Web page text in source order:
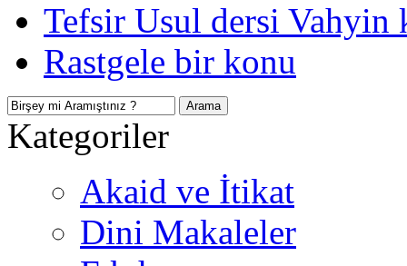
Tefsir Usul dersi Vahyin
Rastgele bir konu
Kategoriler
Akaid ve İtikat
Dini Makaleler